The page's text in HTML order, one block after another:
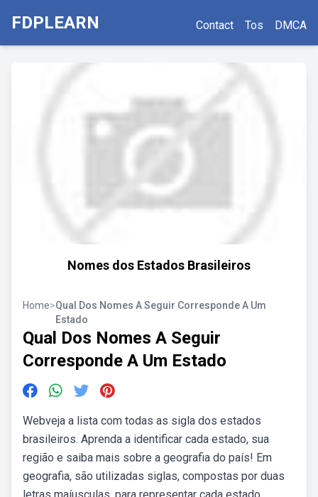
FDPLEARN Contact Tos DMCA
Nomes dos Estados Brasileiros
Home>Qual Dos Nomes A Seguir Corresponde A Um
Estado
Qual Dos Nomes A Seguir
Corresponde A Um Estado
Webveja a lista com todas as sigla dos estados
brasileiros. Aprenda a identificar cada estado, sua
região e saiba mais sobre a geografia do país! Em
geografia, são utilizadas siglas, compostas por duas